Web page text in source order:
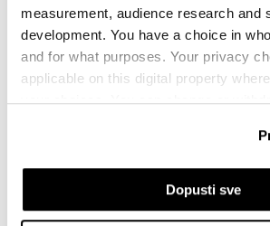
measurement, audience research and
development. You have a choice in
and for what purposes. Your privacy
applicable on this digital property
your choices. You can change or
If you allow, we would also like to:
Collect information about your
Dopusti sve
Prekomjerna proizvodnja dolazi u
globalna ekonomija pod prijetnjom
nepredvidivogDonalda Trumpa,
mogla oslabiti potražnju za naftom.
Podaci naftnog diva BP pokazuju
godini. Rafinerije su bile zauzete
u Sjedinjenim Državama i